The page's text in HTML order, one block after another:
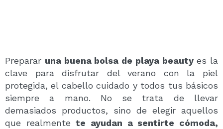
Preparar una buena bolsa de playa beautyes la
clave para disfrutar del verano con la piel
protegida, el cabello cuidado y todos tus básicos
siempre a mano. No se trata de llevar
demasiados productos, sino de elegir aquellos
que realmentete ayudan a sentirte cómoda,